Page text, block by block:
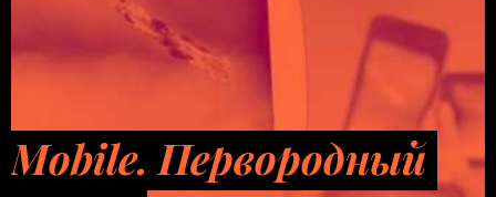
Mobile. Первородный